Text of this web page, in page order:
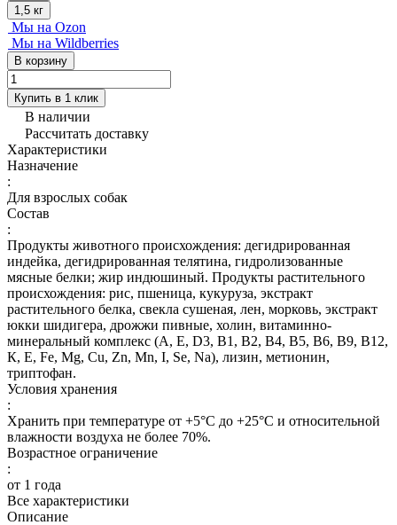
1,5 кг
Мы на Ozon
Мы на Wildberries
В корзину
Купить в 1 клик
В наличии
Рассчитать доставку
Характеристики
Назначение
:
Для взрослых собак
Состав
:
Продукты животного происхождения: дегидрированная
индейка, дегидрированная телятина, гидролизованные
мясные белки; жир индюшиный. Продукты растительного
происхождения: рис, пшеница, кукуруза, экстракт
растительного белка, свекла сушеная, лен, морковь, экстракт
юкки шидигера, дрожжи пивные, холин, витаминно-
минеральный комплекс (А, E, D3, В1, В2, В4, В5, В6, В9, В12,
К, Е, Fe, Mg, Cu, Zn, Mn, I, Se, Na), лизин, метионин,
триптофан.
Условия хранения
:
Хранить при температуре от +5°С до +25°С и относительной
влажности воздуха не более 70%.
Возрастное ограничение
:
от 1 года
Все характеристики
Описание